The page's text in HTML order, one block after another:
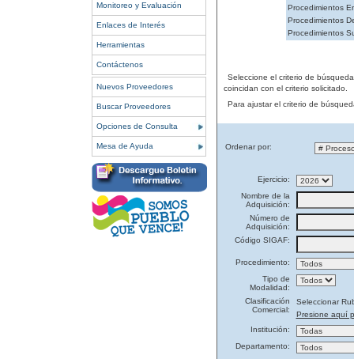
Monitoreo y Evaluación
Enlaces de Interés
Herramientas
Contáctenos
Nuevos Proveedores
Buscar Proveedores
Opciones de Consulta
Mesa de Ayuda
Procedimientos
Procedimientos
Procedimientos
Seleccione el criterio de
coincidan con el criterio solicitado.
Para ajustar el criterio de
Ordenar por:
Ejercicio:
Nombre de la
Adquisición:
Número de
Adquisición:
Código SIGAF:
Procedimiento:
Tipo de
Modalidad:
Clasificación
Comercial:
Seleccionar
Presione aquí
Institución:
Departamento: